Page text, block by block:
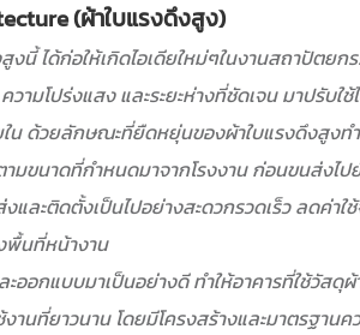
(ผ้าใบแรงดึงสูง)
งนี้ ได้ก่อให้เกิดไอเดียใหม่ๆในงานสถาปัตยก
วามโปร่งแสง และระยะห่างที่ชัดเจน มาปรับ
น ด้วยลักษณะที่ยืดหยุ่นของผ้าใบแรงดึงสูงท
มขนาดที่กำหนดมาจากโรงงาน ก่อนขนส่งไ
และติดตั้งเป็นไปอย่างสะดวกรวดเร็ว ลดค่าใ
พื้นที่หน้างาน
ออกแบบมาเป็นอย่างดี ทำให้อาคารที่ใช้วัสดุผ้
านที่ยาวนาน โดยมีโครงสร้างและมาตรฐานค